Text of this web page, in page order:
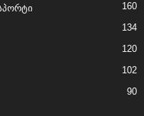
160
134
120
102
90